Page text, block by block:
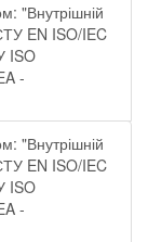
"Внутрішній
EN ISO/IEC
ISO
-
"Внутрішній
EN ISO/IEC
ISO
-